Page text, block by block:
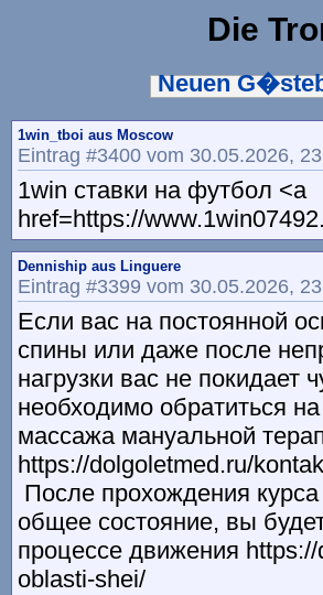
Die
Neuen
1win_tboi aus Moscow
Eintrag #3400 vom 30.05.2026,
1win ставки на футбол <a
href=https://
Denniship aus Linguere
Eintrag #3399 vom 30.05.2026,
Если вас на постоянной
спины или даже после
нагрузки вас не покидает
необходимо обратиться
массажа мануальной
https://dolgoletmed.ru/
После прохождения
общее состояние, вы
процессе движения
oblasti-shei/